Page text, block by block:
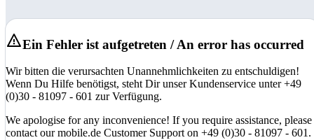
Ein Fehler ist aufgetreten / An error has occurred
Wir bitten die verursachten Unannehmlichkeiten zu entschuldigen!
Wenn Du Hilfe benötigst, steht Dir unser Kundenservice unter +49
(0)30 - 81097 - 601 zur Verfügung.
We apologise for any inconvenience! If you require assistance, please
contact our mobile.de Customer Support on +49 (0)30 - 81097 - 601.